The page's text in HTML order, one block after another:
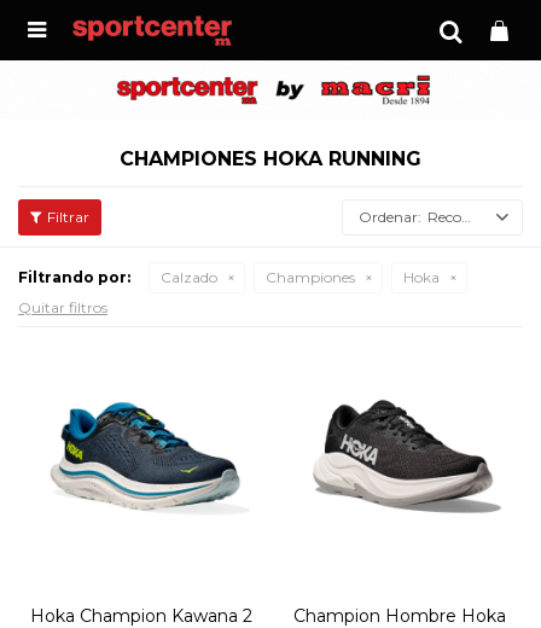

CHAMPIONES HOKA RUNNING
Recomendados
Filtrando por: Calzado Championes
Hoka
Quitar filtros
Hoka Champion Kawana 2
Champion Hombre Hoka